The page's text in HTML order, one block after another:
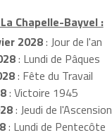
Chapelle-Bayvel :
2028: Jour de l'an
: Lundi de Pâques
: Fête du Travail
: Victoire 1945
: Jeudi de l'Ascension
: Lundi de Pentecôte